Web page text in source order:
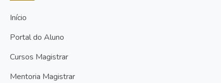
Início
Portal do Aluno
Cursos Magistrar
Mentoria Magistrar